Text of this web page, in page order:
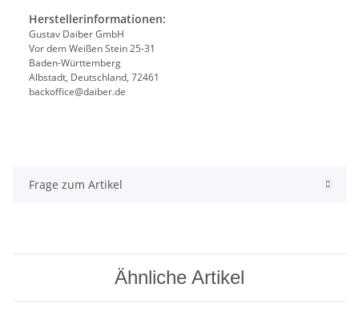
Herstellerinformationen:
Gustav Daiber GmbH
Vor dem Weißen Stein 25-31
Baden-Württemberg
Albstadt, Deutschland, 72461
backoffice@daiber.de
Frage zum Artikel
Ähnliche Artikel